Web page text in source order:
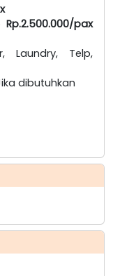
Rp.2.500.000/pax
Laundry, Telp,
dibutuhkan